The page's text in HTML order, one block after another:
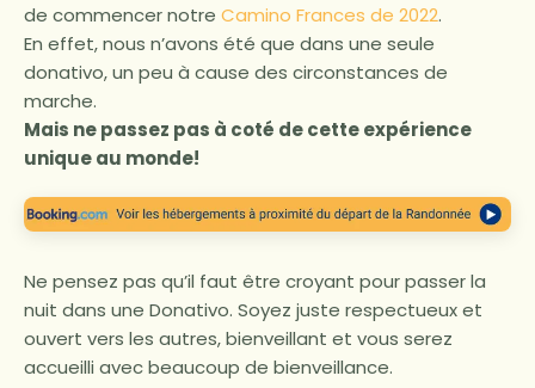
de commencer notre Camino Frances de 2022.
En effet, nous n’avons été que dans une seule
donativo, un peu à cause des circonstances de
marche.
Mais ne passez pas à coté de cette expérience
unique au monde!
Ne pensez pas qu’il faut être croyant pour passer la
nuit dans une Donativo. Soyez juste respectueux et
ouvert vers les autres, bienveillant et vous serez
accueilli avec beaucoup de bienveillance.